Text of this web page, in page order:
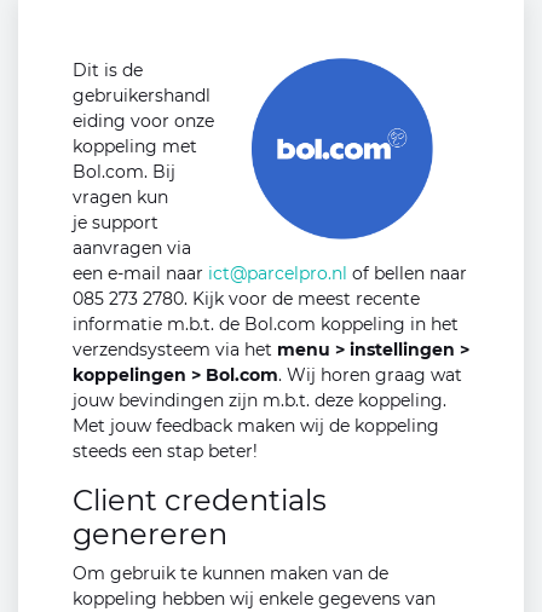
Dit is de
gebruikershandl
eiding voor onze
koppeling met
Bol.com. Bij
vragen kun
je support
aanvragen via
een e-mail naar ict@parcelpro.nl of bellen naar
085 273 2780. Kijk voor de meest recente
informatie m.b.t. de Bol.com koppeling in het
verzendsysteem via het menu > instellingen >
koppelingen > Bol.com. Wij horen graag wat
jouw bevindingen zijn m.b.t. deze koppeling.
Met jouw feedback maken wij de koppeling
steeds een stap beter!
Client credentials
genereren
Om gebruik te kunnen maken van de
koppeling hebben wij enkele gegevens van